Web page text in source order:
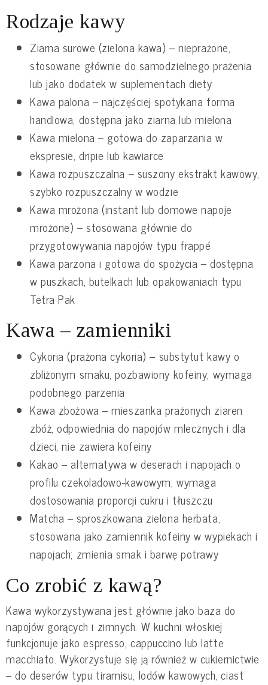
Rodzaje kawy
Ziarna surowe (zielona kawa) – nieprażone,
stosowane głównie do samodzielnego prażenia
lub jako dodatek w suplementach diety
Kawa palona – najczęściej spotykana forma
handlowa, dostępna jako ziarna lub mielona
Kawa mielona – gotowa do zaparzania w
ekspresie, dripie lub kawiarce
Kawa rozpuszczalna – suszony ekstrakt kawowy,
szybko rozpuszczalny w wodzie
Kawa mrożona (instant lub domowe napoje
mrożone) – stosowana głównie do
przygotowywania napojów typu frappé
Kawa parzona i gotowa do spożycia – dostępna
w puszkach, butelkach lub opakowaniach typu
Tetra Pak
Kawa – zamienniki
Cykoria (prażona cykoria) – substytut kawy o
zbliżonym smaku, pozbawiony kofeiny; wymaga
podobnego parzenia
Kawa zbożowa – mieszanka prażonych ziaren
zbóż, odpowiednia do napojów mlecznych i dla
dzieci, nie zawiera kofeiny
Kakao – alternatywa w deserach i napojach o
profilu czekoladowo-kawowym; wymaga
dostosowania proporcji cukru i tłuszczu
Matcha – sproszkowana zielona herbata,
stosowana jako zamiennik kofeiny w wypiekach i
napojach; zmienia smak i barwę potrawy
Co zrobić z kawą?
Kawa wykorzystywana jest głównie jako baza do
napojów gorących i zimnych. W kuchni włoskiej
funkcjonuje jako espresso, cappuccino lub latte
macchiato. Wykorzystuje się ją również w cukiernictwie
– do deserów typu tiramisu, lodów kawowych, ciast